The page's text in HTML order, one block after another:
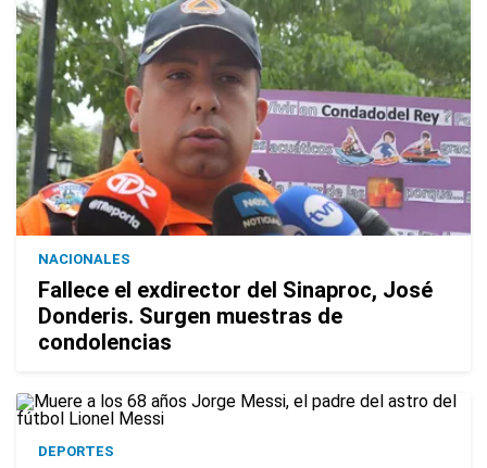
NACIONALES
Fallece el exdirector del Sinaproc, José
Donderis. Surgen muestras de
condolencias
DEPORTES